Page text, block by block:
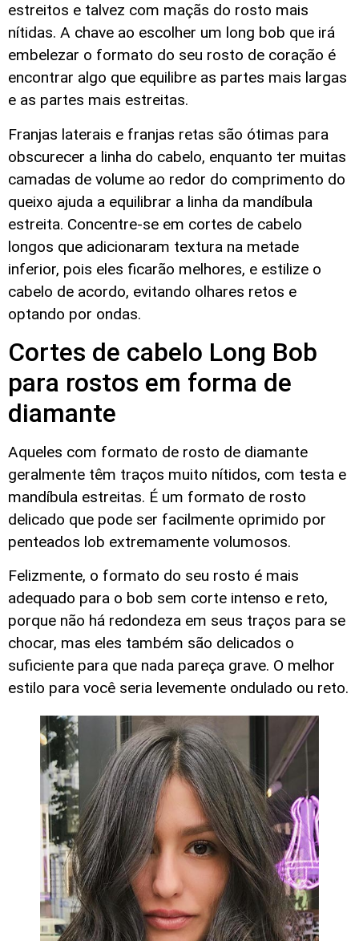
estreitos e talvez com maçãs do rosto mais
nítidas. A chave ao escolher um long bob que irá
embelezar o formato do seu rosto de coração é
encontrar algo que equilibre as partes mais largas
e as partes mais estreitas.
Franjas laterais e franjas retas são ótimas para
obscurecer a linha do cabelo, enquanto ter muitas
camadas de volume ao redor do comprimento do
queixo ajuda a equilibrar a linha da mandíbula
estreita. Concentre-se em cortes de cabelo
longos que adicionaram textura na metade
inferior, pois eles ficarão melhores, e estilize o
cabelo de acordo, evitando olhares retos e
optando por ondas.
Cortes de cabelo Long Bob
para rostos em forma de
diamante
Aqueles com formato de rosto de diamante
geralmente têm traços muito nítidos, com testa e
mandíbula estreitas. É um formato de rosto
delicado que pode ser facilmente oprimido por
penteados lob extremamente volumosos.
Felizmente, o formato do seu rosto é mais
adequado para o bob sem corte intenso e reto,
porque não há redondeza em seus traços para se
chocar, mas eles também são delicados o
suficiente para que nada pareça grave. O melhor
estilo para você seria levemente ondulado ou reto.